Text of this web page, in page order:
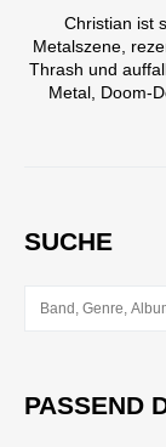
Christian ist
Metalszene,
Thrash und
Metal, Doom-
SUCHE
PASSEND